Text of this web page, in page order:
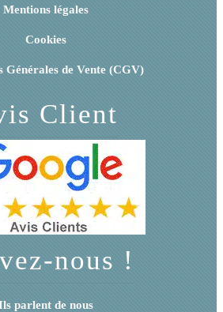
Mentions légales
Cookies
Générales de Vente (CGV)
Client
nous !
parlent de nous